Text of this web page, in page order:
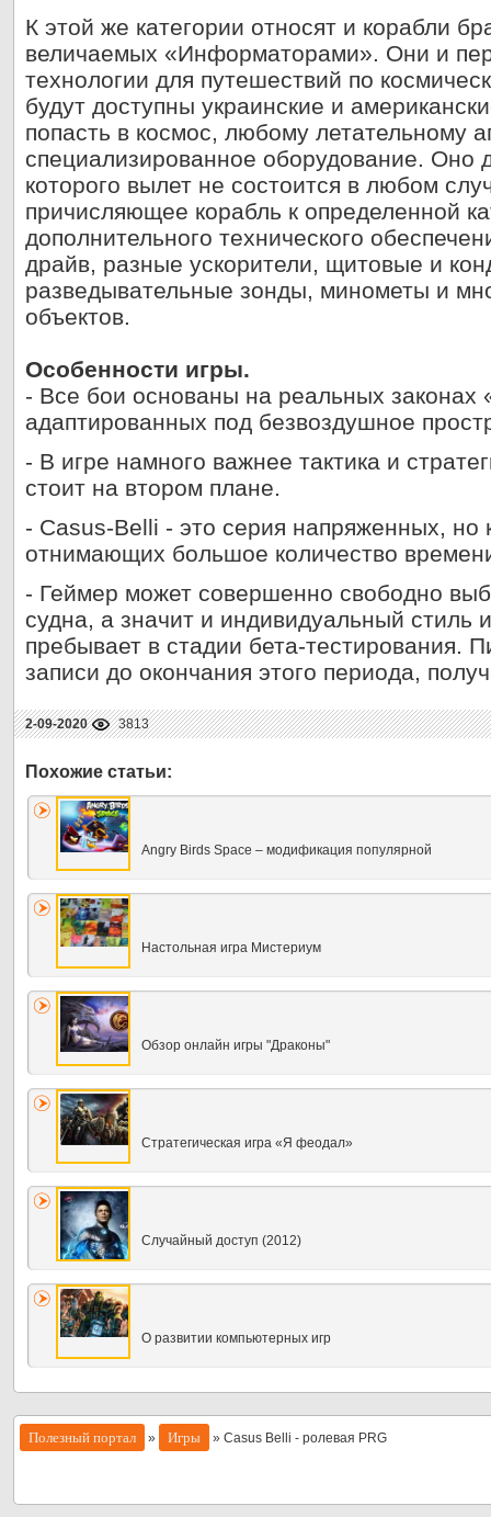
К этой же категории относят и корабли
величаемых «Информаторами». Они и
технологии для путешествий по
будут доступны украинские и
попасть в космос, любому летательному
специализированное оборудование. Оно
которого вылет не состоится в любом
причисляющее корабль к определенной
дополнительного технического
драйв, разные ускорители, щитовые и
разведывательные зонды, минометы и
объектов.
Особенности игры.
- Все бои основаны на реальных законах
адаптированных под безвоздушное
- В игре намного важнее тактика и
стоит на втором плане.
- Casus-Belli - это серия напряженных, но
отнимающих большое количество
- Геймер может совершенно свободно
судна, а значит и индивидуальный стиль
пребывает в стадии бета-тестирования.
записи до окончания этого периода,
2-09-2020 3813
Angry Birds Space – модификация популярной
Настольная игра Мистериум
Обзор онлайн игры "Драконы"
Стратегическая игра «Я феодал»
Случайный доступ (2012)
О развитии компьютерных игр
Полезный портал » Игры » Casus Belli - ролевая PRG